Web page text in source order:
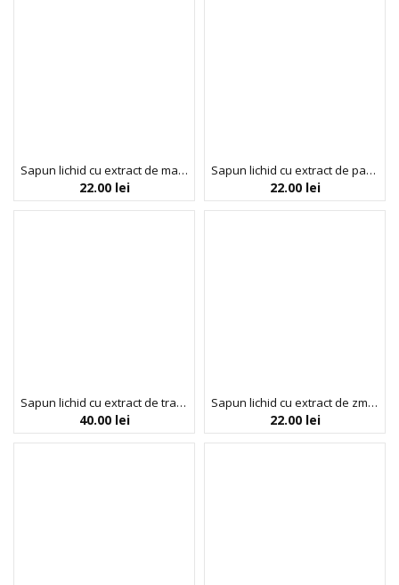
Sapun lichid cu extract de mar + vitamina E & pantenol, Let’s Take the Trip to Paradise, Thalia, 400 ml
22.00 lei
Sapun lichid cu extract de papaya + vitamina E & pantenol, Papaya Delight Take a Flight, Thalia, 400 ml
22.00 lei
Sapun lichid cu extract de trandafir, Rosa Delicata, Florinda, 500 ml
40.00 lei
Sapun lichid cu extract de zmeura + vitamina E & pantenol, Be Feeling at Island, Thalia, 400 ml
22.00 lei